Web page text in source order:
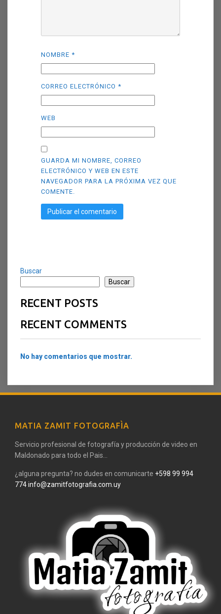
NOMBRE *
CORREO ELECTRÓNICO *
WEB
GUARDA MI NOMBRE, CORREO
ELECTRÓNICO Y WEB EN ESTE
NAVEGADOR PARA LA PRÓXIMA VEZ QUE
COMENTE.
Buscar
Buscar
RECENT POSTS
RECENT COMMENTS
No hay comentarios que mostrar.
MATIA ZAMIT FOTOGRAFÌA
Servicio profesional de fotografía y producción de video en
Maldonado para todo el Pais...
¿alguna pregunta? no dudes en comunicarte +598 99 994
774info@zamitfotografia.com.uy